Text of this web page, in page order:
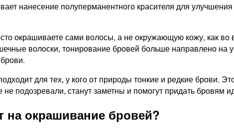
нанесение полуперманентного красителя для
окрашиваете сами волосы, а не окружающую кожу, как во
волоски, тонирование бровей больше направлено на
для тех, у кого от природы тонкие и редкие брови.
подозревали, станут заметны и помогут придать бровям
на окрашивание бровей?